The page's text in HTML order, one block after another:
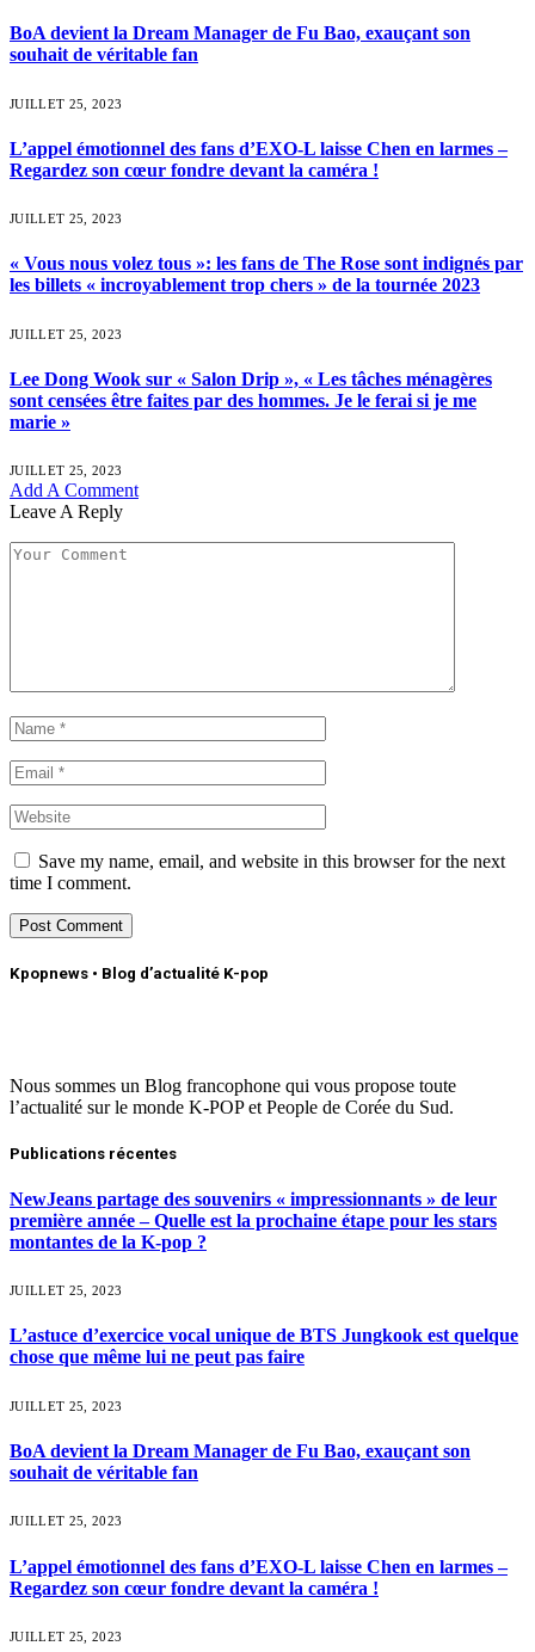
BoA devient la Dream Manager de Fu Bao, exauçant son
souhait de véritable fan
JUILLET 25, 2023
L’appel émotionnel des fans d’EXO-L laisse Chen en larmes –
Regardez son cœur fondre devant la caméra !
JUILLET 25, 2023
« Vous nous volez tous »: les fans de The Rose sont indignés par
les billets « incroyablement trop chers » de la tournée 2023
JUILLET 25, 2023
Lee Dong Wook sur « Salon Drip », « Les tâches ménagères
sont censées être faites par des hommes. Je le ferai si je me
marie »
JUILLET 25, 2023
Add A Comment
Leave A Reply
Save my name, email, and website in this browser for the next
time I comment.
Kpopnews • Blog d’actualité K-pop
Nous sommes un Blog francophone qui vous propose toute
l’actualité sur le monde K-POP et People de Corée du Sud.
Publications récentes
NewJeans partage des souvenirs « impressionnants » de leur
première année – Quelle est la prochaine étape pour les stars
montantes de la K-pop ?
JUILLET 25, 2023
L’astuce d’exercice vocal unique de BTS Jungkook est quelque
chose que même lui ne peut pas faire
JUILLET 25, 2023
BoA devient la Dream Manager de Fu Bao, exauçant son
souhait de véritable fan
JUILLET 25, 2023
L’appel émotionnel des fans d’EXO-L laisse Chen en larmes –
Regardez son cœur fondre devant la caméra !
JUILLET 25, 2023